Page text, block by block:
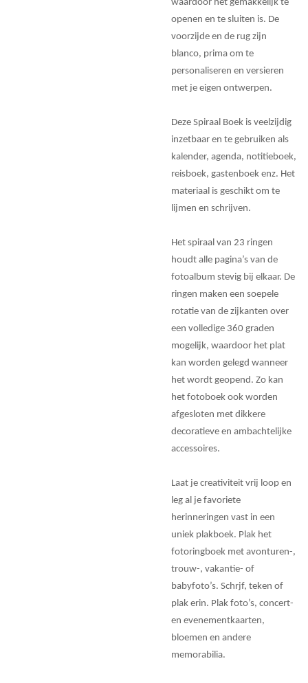
waardoor het gemakkelijk te
openen en te sluiten is. De
voorzijde en de rug zijn
blanco, prima om te
personaliseren en versieren
met je eigen ontwerpen.
Deze Spiraal Boek is veelzijdig
inzetbaar en te gebruiken als
kalender, agenda, notitieboek,
reisboek, gastenboek enz. Het
materiaal is geschikt om te
lijmen en schrijven.
Het spiraal van 23 ringen
houdt alle pagina’s van de
fotoalbum stevig bij elkaar. De
ringen maken een soepele
rotatie van de zijkanten over
een volledige 360 graden
mogelijk, waardoor het plat
kan worden gelegd wanneer
het wordt geopend. Zo kan
het fotoboek ook worden
afgesloten met dikkere
decoratieve en ambachtelijke
accessoires.
Laat je creativiteit vrij loop en
leg al je favoriete
herinneringen vast in een
uniek plakboek. Plak het
fotoringboek met avonturen-,
trouw-, vakantie- of
babyfoto’s. Schrjf, teken of
plak erin. Plak foto’s, concert-
en evenementkaarten,
bloemen en andere
memorabilia.